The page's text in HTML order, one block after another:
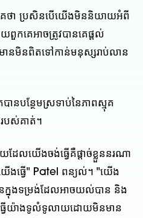
េថា ប្រសិនបើយើងមិននិយាយអំពី
ើយពួកគេអាចត្រូវបានគេផ្តល់
ានមិនពិតទៅកាន់មនុស្សរាប់លាន
បានបន្ថែមស្រទាប់នៃភាពស្មុគ
បស់គាត់។
ែលយើងចង់ធ្វើគឺផ្តាច់ខ្លួននរណា
ើងធ្វើ" Patel ពន្យល់។ "យើង
នក្នុងទម្រង់ដែលអាចយល់បាន និង
ធ្វើយ៉ាងទូលំទូលាយដោយមិនមាន